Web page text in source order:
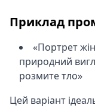
Приклад
«Портрет
природний
розмите тло»
Цей варіант